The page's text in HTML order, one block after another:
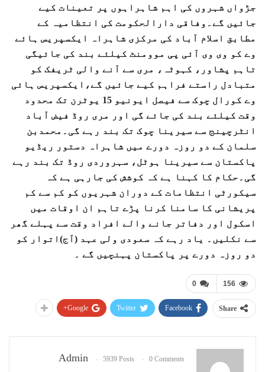
جڑواں شہروں کی اہم شاہراہوں پر تعینات کیے
جائیں گے۔وفاقی دارالحکومت کی انتظامیہ کے
مطابق اسلام آباد کی مرکزی شاہراہ ایکسپریس ہائے
وے کو وی وی آئی پی موومنٹ کیلئے بند کی جائیگی
تاہم پشاور، کہوٹہ، مری سے آنے والی ٹریفک کو
متبادل راستے فراہم کیے جائیں گے،ایکسپریس ہائی
وے کورال چوک سے فیصل ایونیو 15 یوٹرن تک محدود
وقت کیلئے بند کی جائے گی اور مری روڈ فیض آباد
انٹرچینج سے سیرینا چوک تک بند رہے گی۔محمدبن
سلمان کے دو روزہ دورے میں شاہراہ دستور ریڈیو
پاکستان سے سیرینا ہوٹل، سہروردی روڈ تک بند رہے
گی۔حکام کا کہنا ہے کہ کوشش کی جارہی ہے کہ
سیکورٹی انتظامات کے دوران شہریوں کو کم سے کم
پریشانی کا سامنا کرنا پڑے تاہم ان اوقات میں
اسکول اور دفاتر جانے والے افراد وقت سے پہلے گھر
سے نکلیں۔ یاد رہے کہ سعودی ولی عہد (آج)اتوار کو
دو روزہ دورے پر پاکستان پہنچیں گے ۔
0 156
Share
Facebook
Twitter
Google+
Admin 5939 Posts 0 Comments